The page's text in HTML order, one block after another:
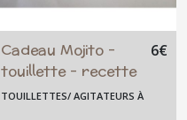
Cadeau Mojito -
touillette - recette
- ingrédient -
6€
TOUILLETTES/ AGITATEURS À